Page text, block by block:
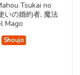
Tsukai no
いの婚約者, 魔法
Mago
Shoujo